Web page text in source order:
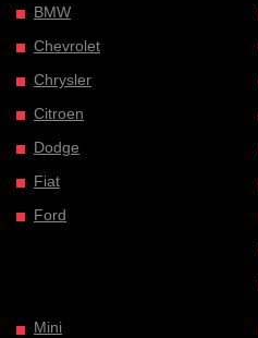
BMW
Chevrolet
Chrysler
Citroen
Dodge
Fiat
Ford
Mini